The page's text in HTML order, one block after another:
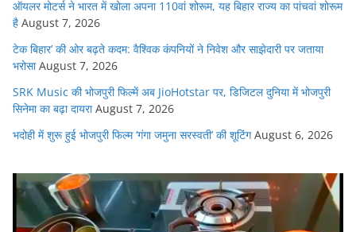
ऑयलर मोटर्स ने भारत में खोला अपना 110वां शोरूम, यह बिहार राज्य का पांचवां शोरूम
है August 7, 2026
टेक बिहार’ की ओर बढ़ते कदम: वैश्विक कंपनियों ने निवेश और साझेदारी पर जताया
भरोसा August 7, 2026
SRK Music की भोजपुरी फिल्में अब JioHotstar पर, डिजिटल दुनिया में भोजपुरी
सिनेमा का बढ़ा दायरा August 7, 2026
भदोही में शुरू हुई भोजपुरी फिल्म ‘गंगा जमुना सरस्वती’ की शूटिंग August 6, 2026